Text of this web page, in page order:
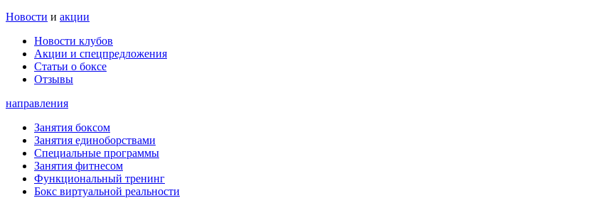
Новости и акции
Новости клубов
Акции и спецпредложения
Статьи о боксе
Отзывы
направления
Занятия боксом
Занятия единоборствами
Специальные программы
Занятия фитнесом
Функциональный тренинг
Бокс виртуальной реальности